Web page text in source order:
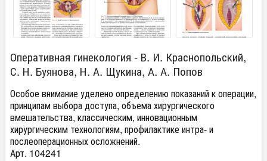
Оперативная гинекология - В. И. Краснопольский,
С. Н. Буянова, Н. А. Щукина, А. А. Попов
Особое внимание уделено определению показаний к операции,
принципам выбора доступа, объема хирургического
вмешательства, классическим, инновационным
хирургическим технологиям, профилактике интра- и
послеоперационных осложнений.
Арт. 104241